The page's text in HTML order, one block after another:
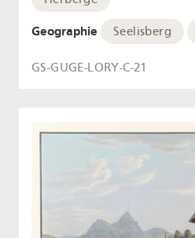
Geographie Seelisberg
GS-GUGE-LORY-C-21